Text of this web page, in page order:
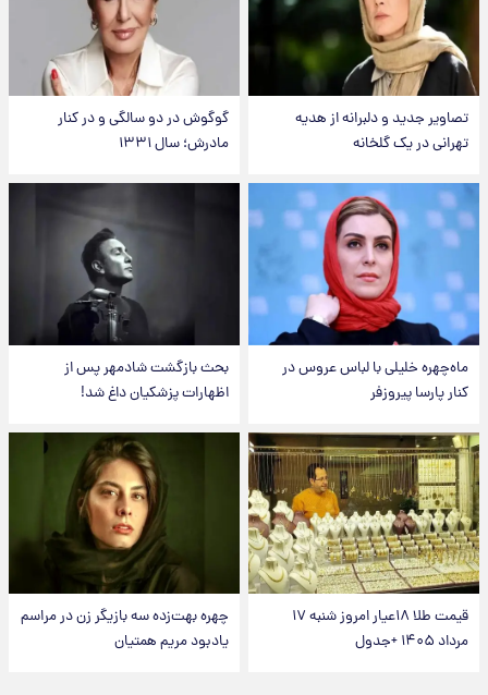
تصاویر جدید و دلبرانه از هدیه
تهرانی در یک گلخانه
گوگوش در دو سالگی و در کنار
مادرش؛ سال ۱۳۳۱
ماه‌چهره خلیلی با لباس عروس در
کنار پارسا پیروزفر
بحث بازگشت شادمهر پس از
اظهارات پزشکیان داغ شد!
قیمت طلا ۱۸عیار امروز شنبه ۱۷
مرداد ۱۴۰۵ +جدول
چهره بهت‌زده سه بازیگر زن در مراسم
یادبود مریم همتیان